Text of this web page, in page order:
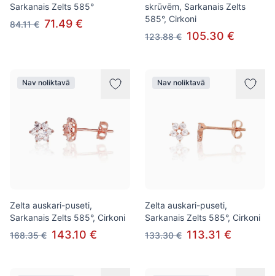
Sarkanais Zelts 585°
84.11 € 71.49 €
skrūvēm, Sarkanais Zelts
585°, Cirkoni
123.88 € 105.30 €
Nav noliktavā
Zelta auskari-puseti,
Sarkanais Zelts 585°, Cirkoni
168.35 € 143.10 €
Nav noliktavā
Zelta auskari-puseti,
Sarkanais Zelts 585°, Cirkoni
133.30 € 113.31 €